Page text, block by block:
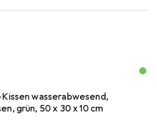
wasserabwesend,
grün, 50 x 30 x 10 cm